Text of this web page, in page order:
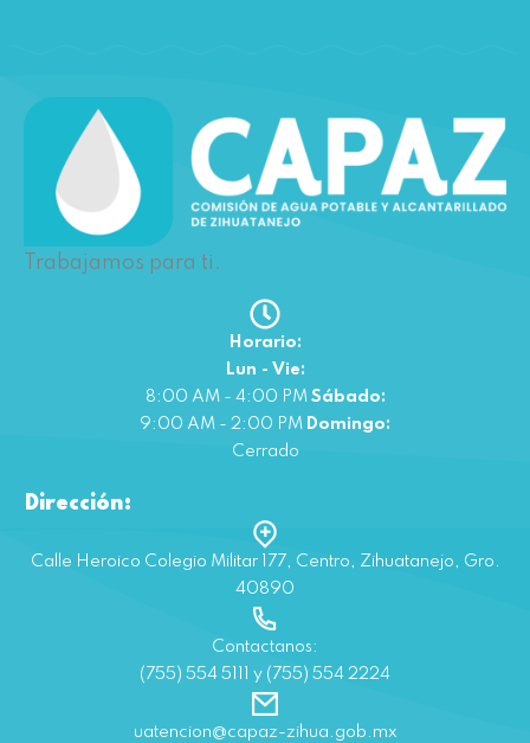
Trabajamos para ti.
Horario:
Lun - Vie:
8:00 AM - 4:00 PM Sábado:
9:00 AM - 2:00 PM Domingo:
Cerrado
Dirección:
Calle Heroico Colegio Militar 177, Centro, Zihuatanejo, Gro.
40890
Contactanos:
(755) 554 5111 y (755) 554 2224
uatencion@capaz-zihua.gob.mx